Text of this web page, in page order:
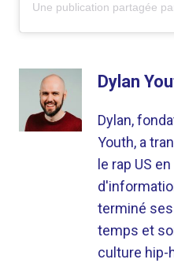
Une publication partagée
Dylan
Dylan,
Youth, a
le rap US
terminé
temps et
culture hip-